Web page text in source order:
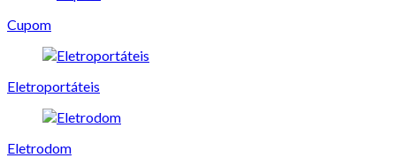
Cupom
Eletroportáteis
Eletrodom